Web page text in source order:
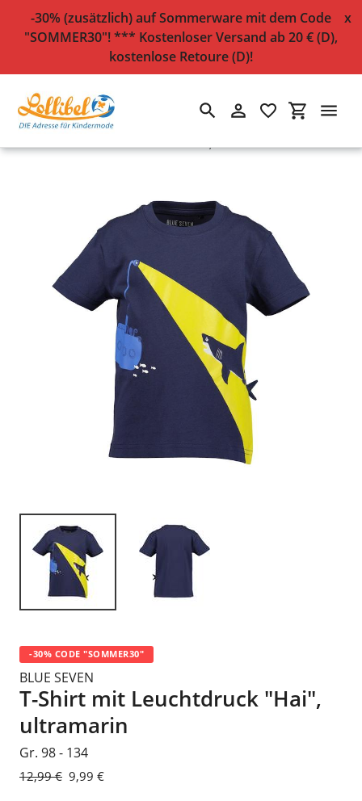
zum
-30% (zusätzlich) auf Sommerware mit dem Code
"SOMMER30"! *** Kostenloser Versand ab 20 € (D),
kostenlose Retoure (D)!
x
SuchenEinloggen
Startseite › T-Shirt mit Leuchtdruck "Hai", ultramarin
-30% CODE "SOMMER30"
BLUE SEVEN
T-Shirt mit Leuchtdruck "Hai",
ultramarin
Gr. 98 - 134
Normaler
12,99 € Sonderpreis
9,99 €